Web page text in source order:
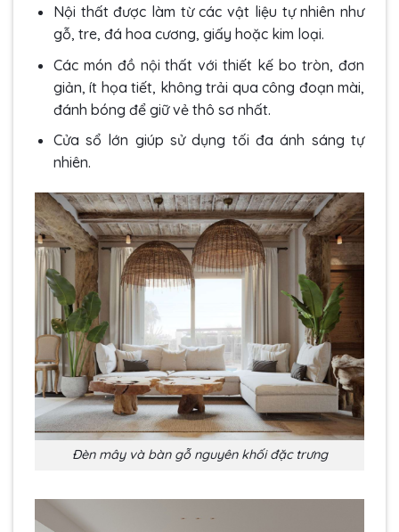
Nội thất được làm từ các vật liệu tự nhiên như
gỗ, tre, đá hoa cương, giấy hoặc kim loại.
Các món đồ nội thất với thiết kế bo tròn, đơn
giản, ít họa tiết, không trải qua công đoạn mài,
đánh bóng để giữ vẻ thô sơ nhất.
Cửa sổ lớn giúp sử dụng tối đa ánh sáng tự
nhiên.
Đèn mây và bàn gỗ nguyên khối đặc trưng